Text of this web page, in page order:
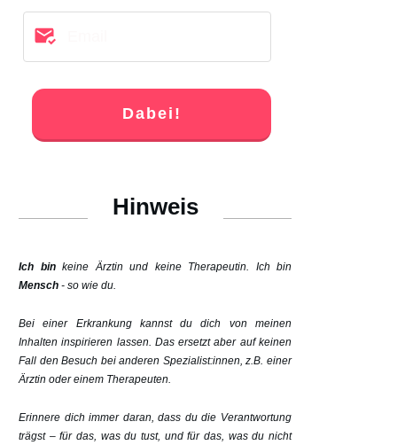
Dabei!
Hinweis
Ich binkeine Ärztin und keine Therapeutin. Ich bin
Mensch - so wie du.
Bei einer Erkrankung kannst du dich von meinen
Inhalten inspirieren lassen. Das ersetzt aber auf keinen
Fall den Besuch bei anderen Spezialist:innen, z.B. einer
Ärztin oder einem Therapeuten.
Erinnere dich immer daran, dass du die Verantwortung
trägst – für das, was du tust, und für das, was du nicht